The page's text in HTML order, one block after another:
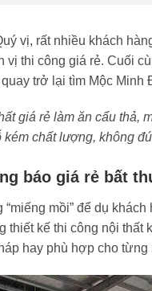
vị, rất nhiều khách
vị thi công giá rẻ. Cuối
trở lại tìm Mộc Minh
giá rẻ làm ăn cẩu thả,
kém chất lượng, không
báo giá rẻ bất
mồi” để dụ
thiết kế thi công nội
hay phù hợp cho